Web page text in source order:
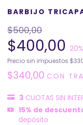
BARBIJO
$500,00
$400,00 20
Precio sin impuestos
$340,00 CON
3 CUOTAS SIN
15% de
depósito